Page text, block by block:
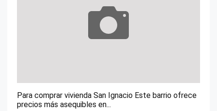
Para comprar vivienda San Ignacio Este barrio ofrece
precios más asequibles en...